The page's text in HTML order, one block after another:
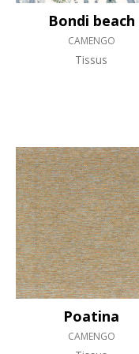
Bondi beach
CAMENGO
Tissus
Poatina
CAMENGO